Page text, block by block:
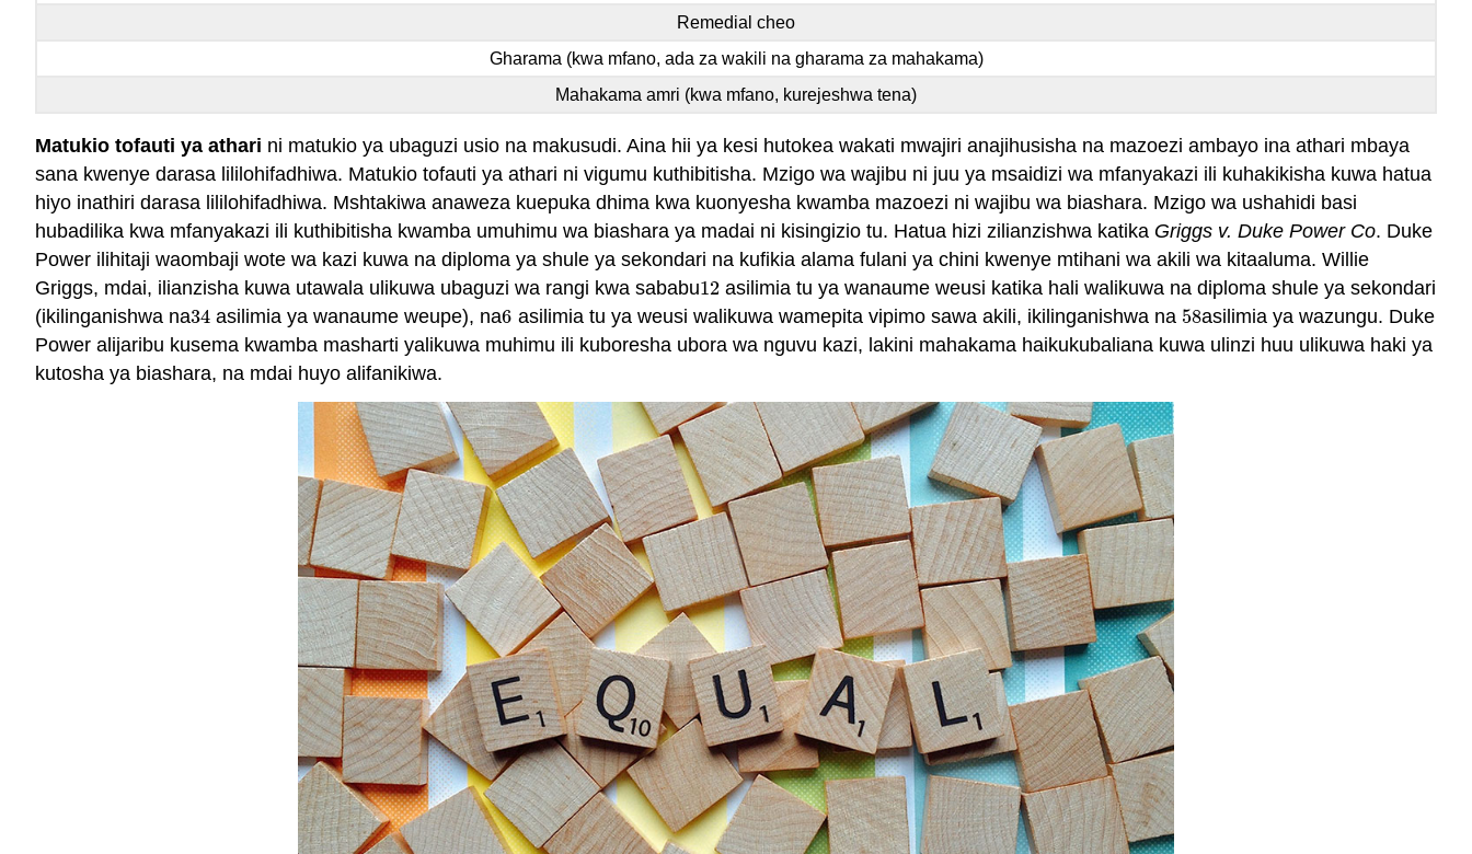
Remedial cheo
Gharama (kwa mfano, ada za wakili na gharama za mahakama)
Mahakama amri (kwa mfano, kurejeshwa tena)
Matukio tofauti ya athari ni matukio ya ubaguzi usio na makusudi. Aina hii ya kesi hutokea wakati mwajiri anajihusisha na mazoezi ambayo ina athari mbaya
sana kwenye darasa lililohifadhiwa. Matukio tofauti ya athari ni vigumu kuthibitisha. Mzigo wa wajibu ni juu ya msaidizi wa mfanyakazi ili kuhakikisha kuwa hatua
hiyo inathiri darasa lililohifadhiwa. Mshtakiwa anaweza kuepuka dhima kwa kuonyesha kwamba mazoezi ni wajibu wa biashara. Mzigo wa ushahidi basi
hubadilika kwa mfanyakazi ili kuthibitisha kwamba umuhimu wa biashara ya madai ni kisingizio tu. Hatua hizi zilianzishwa katika Griggs v. Duke Power Co. Duke
Power ilihitaji waombaji wote wa kazi kuwa na diploma ya shule ya sekondari na kufikia alama fulani ya chini kwenye mtihani wa akili wa kitaaluma. Willie
Griggs, mdai, ilianzisha kuwa utawala ulikuwa ubaguzi wa rangi kwa sababu12
12 asilimia tu ya wanaume weusi katika hali walikuwa na diploma shule ya sekondari
(ikilinganishwa na34
34 asilimia ya wanaume weupe), na6
6 asilimia tu ya weusi walikuwa wamepita vipimo sawa akili, ikilinganishwa na 58
58asilimia ya wazungu. Duke
Power alijaribu kusema kwamba masharti yalikuwa muhimu ili kuboresha ubora wa nguvu kazi, lakini mahakama haikukubaliana kuwa ulinzi huu ulikuwa haki ya
kutosha ya biashara, na mdai huyo alifanikiwa.